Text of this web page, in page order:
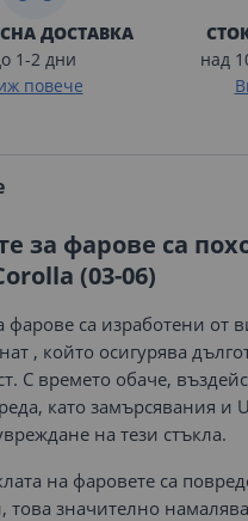
ДОСТАВКА
1-2 дни
повече
над
за фарове са
(03-06)
фарове са изработени от
, който осигурява
С времето обаче,
като замърсявания и
на тези стъкла.
на фаровете са
това значително